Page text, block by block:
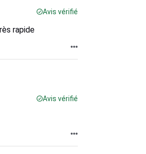
Avis vérifié
rapide
Avis vérifié